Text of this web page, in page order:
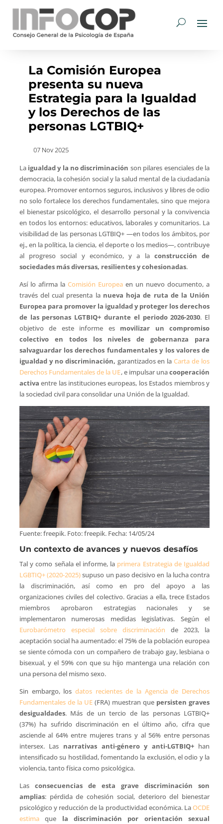
La Comisión Europea
presenta su nueva
Estrategia para la Igualdad
y los Derechos de las
personas LGTBIQ+
07 Nov 2025
La igualdad y la no discriminación son pilares esenciales de la
democracia, la cohesión social y la salud mental de la ciudadanía
europea. Promover entornos seguros, inclusivos y libres de odio
no solo fortalece los derechos fundamentales, sino que mejora
el bienestar psicológico, el desarrollo personal y la convivencia
en todos los entornos: educativos, laborales y comunitarios. La
visibilidad de las personas LGTBIQ+ —en todos los ámbitos, por
ej., en la política, la ciencia, el deporte o los medios—, contribuye
al progreso social y económico, y a la construcción de
sociedades más diversas, resilientes y cohesionadas.
Así lo afirma la Comisión Europea en un nuevo documento, a
través del cual presenta la nueva hoja de ruta de la Unión
Europea para promover la igualdad y proteger los derechos
de las personas LGTBIQ+ durante el periodo 2026-2030. El
objetivo de este informe es movilizar un compromiso
colectivo en todos los niveles de gobernanza para
salvaguardar los derechos fundamentales y los valores de
igualdad y no discriminación, garantizados en laCarta de los
Derechos Fundamentales de la UE, e impulsar unacooperación
activa entre las instituciones europeas, los Estados miembros y
la sociedad civil para consolidar una Unión de la Igualdad.
Fuente: freepik. Foto: freepik. Fecha: 14/05/24
Un contexto de avances y nuevos desafíos
Tal y como señala el informe, la primera Estrategia de Igualdad
LGBTIQ+ (2020-2025)supuso un paso decisivo en la lucha contra
la discriminación, así como en pro del apoyo a las
organizaciones civiles del colectivo. Gracias a ella, trece Estados
miembros aprobaron estrategias nacionales y se
implementaron numerosas medidas legislativas. Según el
Eurobarómetro especial sobre discriminaciónde 2023, la
aceptación social ha aumentado: el 75% de la población europea
se siente cómoda con un compañero de trabajo gay, lesbiana o
bisexual, y el 59% con que su hijo mantenga una relación con
una persona del mismo sexo.
Sin embargo, los datos recientes de la Agencia de Derechos
Fundamentales de la UE(FRA) muestran que persisten graves
desigualdades. Más de un tercio de las personas LGTBIQ+
(37%) ha sufrido discriminación en el último año, cifra que
asciende al 64% entre mujeres trans y al 56% entre personas
intersex. Las narrativas anti-género y anti-LGTBIQ+han
intensificado su hostilidad, fomentando la exclusión, el odio y la
violencia, tanto física como psicológica.
Las consecuencias de esta grave discriminación son
amplias: pérdida de cohesión social, deterioro del bienestar
psicológico y reducción de la productividad económica. LaOCDE
estimaque la discriminación por orientación sexual